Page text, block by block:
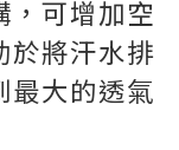
可增加空
於將汗水排
最大的透氣